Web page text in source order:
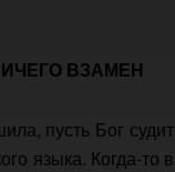
ВЗАМЕН
пусть Бог судит
языка. Когда-то в